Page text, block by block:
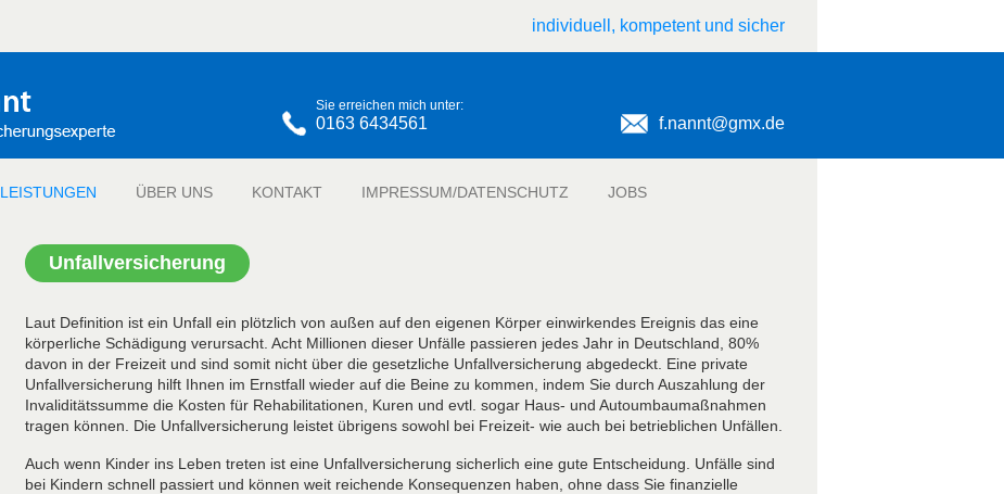
Sie erreichen mich unter:
0163 6434561 f.nannt@gmx.de
individuell, kompetent und sicher
LEISTUNGEN ÜBER UNS KONTAKT IMPRESSUM JOBS
Unfallversicherung
Laut Definition ist ein Unfall ein plötzlich von außen auf den eigenen Körper einwirkendes Ereignis das eine
körperliche Schädigung verursacht. Acht Millionen dieser Unfälle passieren jedes Jahr in Deutschland, 80%
davon in der Freizeit und sind somit nicht über die gesetzliche Unfallversicherung abgedeckt. Eine private
Unfallversicherung hilft Ihnen im Ernstfall wieder auf die Beine zu kommen, indem Sie durch Auszahlung der
Invaliditätssumme die Kosten für Rehabilitationen, Kuren und evtl. sogar Haus- und Autoumbaumaßnahmen
tragen können. Die Unfallversicherung leistet übrigens sowohl bei Freizeit- wie auch bei betrieblichen Unfällen.
Auch wenn Kinder ins Leben treten ist eine Unfallversicherung sicherlich eine gute Entscheidung. Unfälle sind
bei Kindern schnell passiert und können weit reichende Konsequenzen haben, ohne dass Sie finanzielle